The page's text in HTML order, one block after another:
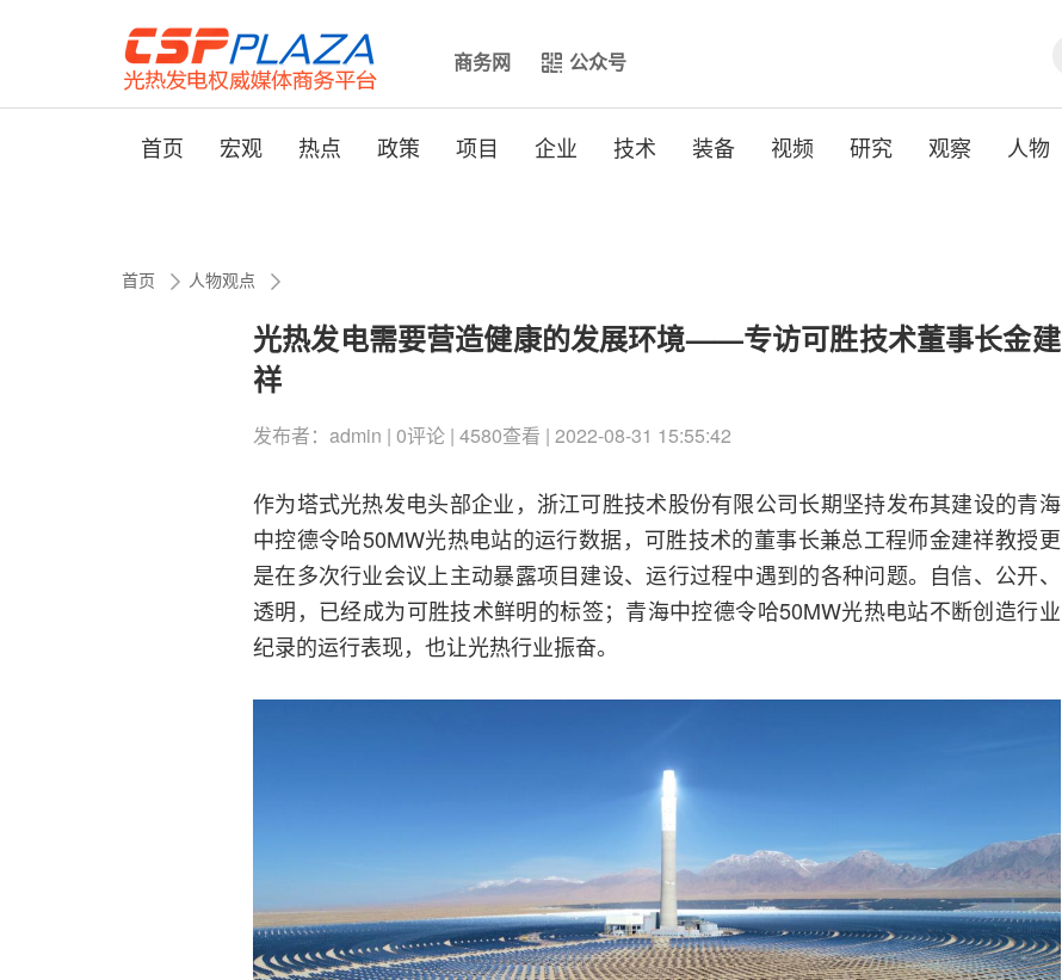
商务网 公众号
首页 宏观 热点 政策 项目 企业 技术 装备 视频 研究 观察 人物
首页 人物观点
光热发电需要营造健康的发展环境——专访可胜技术董事长金建
祥
发布者：admin | 0评论 | 4580查看 | 2022-08-31 15:55:42
作为塔式光热发电头部企业，浙江可胜技术股份有限公司长期坚持发布其建设的青海
中控德令哈50MW光热电站的运行数据，可胜技术的董事长兼总工程师金建祥教授更
是在多次行业会议上主动暴露项目建设、运行过程中遇到的各种问题。自信、公开、
透明，已经成为可胜技术鲜明的标签；青海中控德令哈50MW光热电站不断创造行业
纪录的运行表现，也让光热行业振奋。